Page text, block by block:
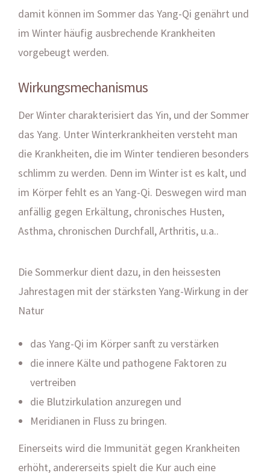
damit können im Sommer das Yang-Qi genährt und
im Winter häufig ausbrechende Krankheiten
vorgebeugt werden.
Wirkungsmechanismus
Der Winter charakterisiert das Yin, und der Sommer
das Yang. Unter Winterkrankheiten versteht man
die Krankheiten, die im Winter tendieren besonders
schlimm zu werden. Denn im Winter ist es kalt, und
im Körper fehlt es an Yang-Qi. Deswegen wird man
anfällig gegen Erkältung, chronisches Husten,
Asthma, chronischen Durchfall, Arthritis, u.a..
Die Sommerkur dient dazu, in den heissesten
Jahrestagen mit der stärksten Yang-Wirkung in der
Natur
das Yang-Qi im Körper sanft zu verstärken
die innere Kälte und pathogene Faktoren zu
vertreiben
die Blutzirkulation anzuregen und
Meridianen in Fluss zu bringen.
Einerseits wird die Immunität gegen Krankheiten
erhöht, andererseits spielt die Kur auch eine